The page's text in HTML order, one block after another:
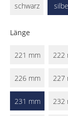
schwarz
Länge
221 mm 222
226 mm 227
231 mm 232